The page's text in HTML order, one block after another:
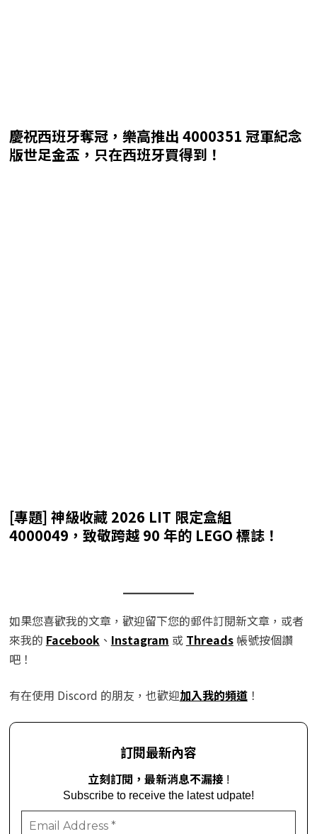
慶祝西班牙奪冠，樂高推出 4000351 冠軍紀念
版世足金盃，只在西班牙買得到！
[專題] 神級收藏 2026 LIT 限定盒組
4000049，致敬跨越 90 年的 LEGO 標誌！
如果您喜歡我的文章，歡迎留下您的郵件訂閱新文章，或者
來我的 Facebook、 Instagram 或 Threads帳號按個讚
吧！
有在使用 Discord 的朋友，也歡迎加入我的頻道！
訂閱最新內容
立刻訂閱，最新消息不漏接 !
Subscribe to receive the latest udpate!